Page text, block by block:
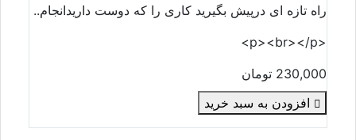
راه تازه ای درپیش بگیرید کاری را که دوست داریدانجام..
230,000 تومان
افزودن به سبد خرید